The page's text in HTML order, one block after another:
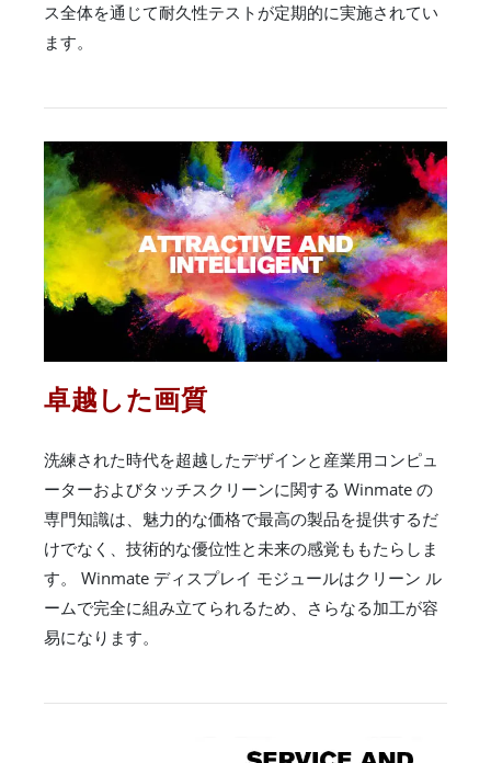
ス全体を通じて耐久性テストが定期的に実施されてい
ます。
卓越した画質
洗練された時代を超越したデザインと産業用コンピュ
ーターおよびタッチスクリーンに関する Winmate の
専門知識は、魅力的な価格で最高の製品を提供するだ
けでなく、技術的な優位性と未来の感覚ももたらしま
す。 Winmate ディスプレイ モジュールはクリーン ル
ームで完全に組み立てられるため、さらなる加工が容
易になります。